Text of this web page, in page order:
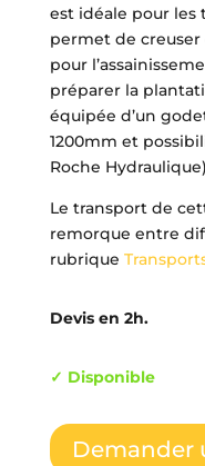
est idéale pour les
permet de creuser
pour
préparer la
équipée d’un
1200mm et
Roche
Le transport de
remorque entre
rubrique
Devis en 2h.
✓ Disponible
Demander